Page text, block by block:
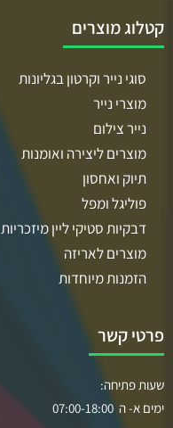
קטלוג מוצרים
סוגי נייר וקרטון בגליונות
מוצרי נייר
נייר צילום
מוצרים ליצירה ואומנות
תיוק ואחסון
פוליגל ומפל
דבקיות סטיקי ליין מיזכריות
מוצרים לאריזה
הזמנות מיוחדות
פרטי קשר
שעות פתיחה:
ימים א- ה 07:00-18:00